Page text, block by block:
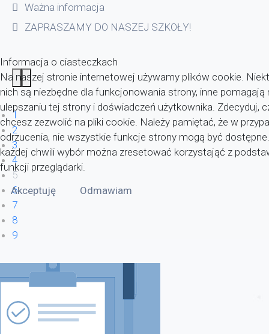
Ważna informacja
ZAPRASZAMY DO NASZEJ SZKOŁY!
1
2
3
4
5
6
7
8
9
Informacja o ciasteczkach
Na naszej stronie internetowej używamy plików cookie.
nich są niezbędne dla funkcjonowania strony, inne pomagają
ulepszaniu tej strony i doświadczeń użytkownika. Zdecyduj,
chcesz zezwolić na pliki cookie. Należy pamiętać, że w
odrzucenia, nie wszystkie funkcje strony mogą być
każdej chwili wybór można zresetować korzystająć z
funkcji przeglądarki.
Akceptuję
Odmawiam